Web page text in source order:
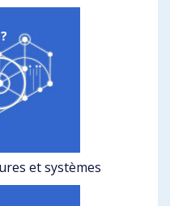
et systèmes